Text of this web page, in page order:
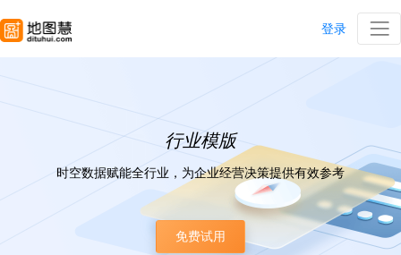
登录
行业模版
时空数据赋能全行业，为企业经营决策提供有效参考
免费试用